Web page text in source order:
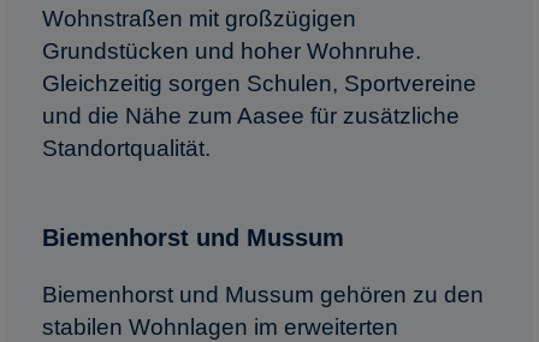
Wohnstraßen mit großzügigen
Grundstücken und hoher Wohnruhe.
Gleichzeitig sorgen Schulen, Sportvereine
und die Nähe zum Aasee für zusätzliche
Standortqualität.
Biemenhorst und Mussum
Biemenhorst und Mussum gehören zu den
stabilen Wohnlagen im erweiterten